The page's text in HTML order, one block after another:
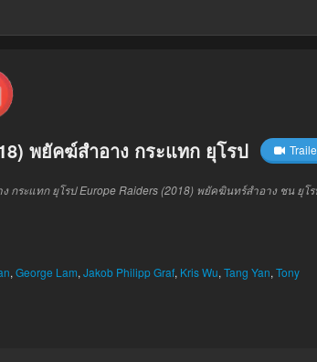
พยัคฆ์สำอาง กระแทก ยุโรป
กระแทก ยุโรปEurope Raiders (2018) พยัคฆินทร์สำอาง ชน ยุโ
, George Lam, Jakob Philipp Graf, Kris Wu, Tang Yan, Tony